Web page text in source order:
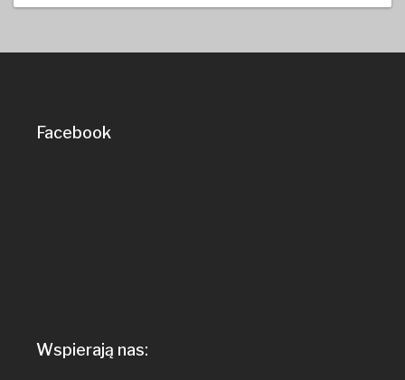
Facebook
Wspierają nas: